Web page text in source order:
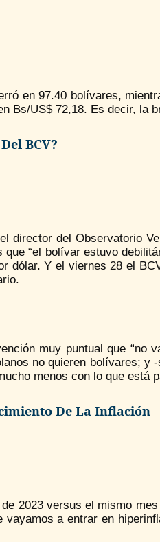
en 97.40 bolívares,
Bs/US$ 72,18. Es decir, la
BCV?
director del Observatorio
“el bolívar estuvo
dólar. Y el viernes 28 el
muy puntual que “no
no quieren bolívares; y
menos con lo que está
De La Inflación
2023 versus el mismo
a entrar en